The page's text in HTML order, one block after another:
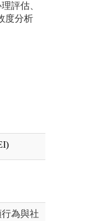
評估、
度分析
為與社